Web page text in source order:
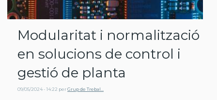
Modularitat i normalització
en solucions de control i
gestió de planta
09/05/2024 - 14:22 perGrup de Trebal…